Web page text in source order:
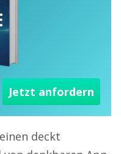
Jetzt anfordern
deckt